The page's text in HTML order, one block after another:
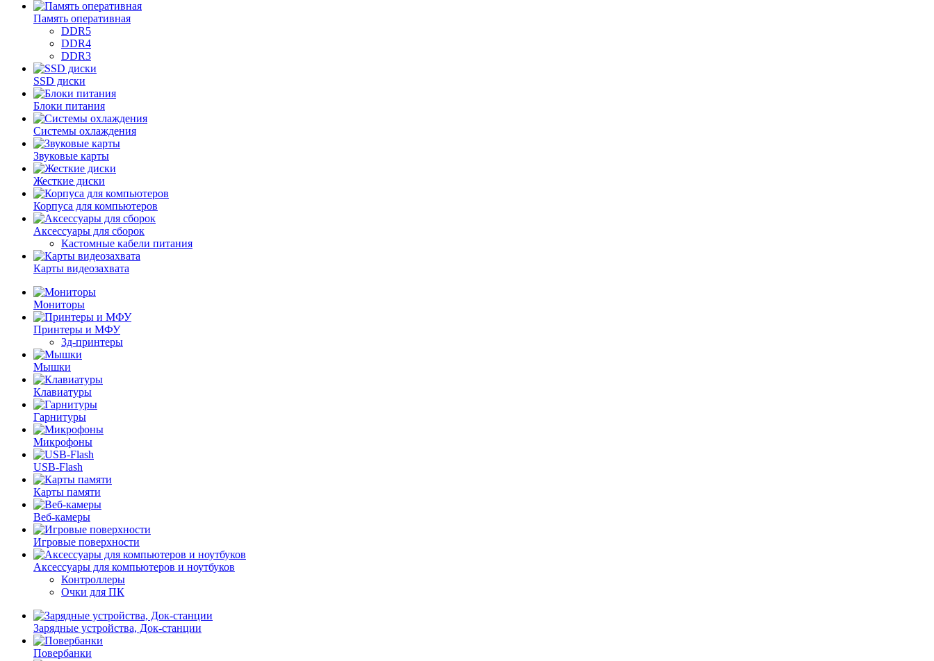
Память оперативная
DDR5
DDR4
DDR3
SSD диски
Блоки питания
Системы охлаждения
Звуковые карты
Жесткие диски
Корпуса для компьютеров
Аксессуары для сборок
Кастомные кабели питания
Карты видеозахвата
Мониторы
Принтеры и МФУ
3д-принтеры
Мышки
Клавиатуры
Гарнитуры
Микрофоны
USB-Flash
Карты памяти
Веб-камеры
Игровые поверхности
Аксессуары для компьютеров и ноутбуков
Контроллеры
Очки для ПК
Зарядные устройства, Док-станции
Повербанки